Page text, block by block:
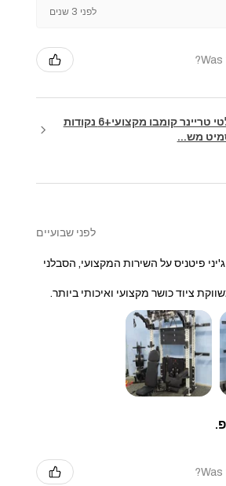
לפני 3 שנים
Was
3D מולטי טריינר קומבו מקצועי+6 נקודות
מש...
לפני שבועיים
פיטניס על השירות המקצועי, הסבלני
ציוד כושר מקצועי ואיכותי ביותר.
Was